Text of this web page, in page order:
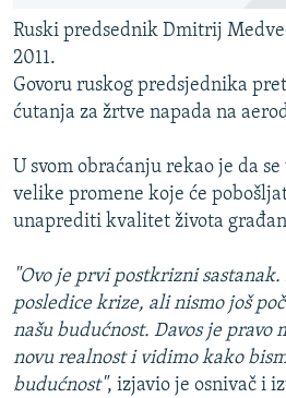
Ruski predsednik Dmitrij
2011.
Govoru ruskog predsjednika
ćutanja za žrtve napada na
U svom obraćanju rekao je da
velike promene koje će
unaprediti kvalitet života
"Ovo je prvi postkrizni
posledice krize, ali nismo još
našu budućnost. Davos je pravo
novu realnost i vidimo kako
budućnost", izjavio je osnivač i